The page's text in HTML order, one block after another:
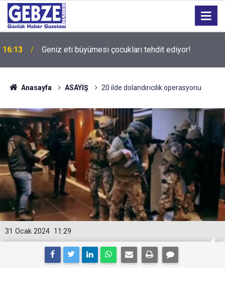
15:27 Bilişim 500 Araştırması’nın sonuçları açıklandı
Anasayfa ASAYİŞ 20 ilde dolandırıcılık operasyonu
11:29
31 Ocak 2024